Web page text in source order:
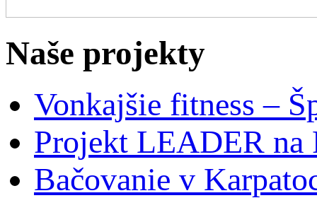
Naše projekty
Vonkajšie fitness –
Projekt LEADER na
Bačovanie v